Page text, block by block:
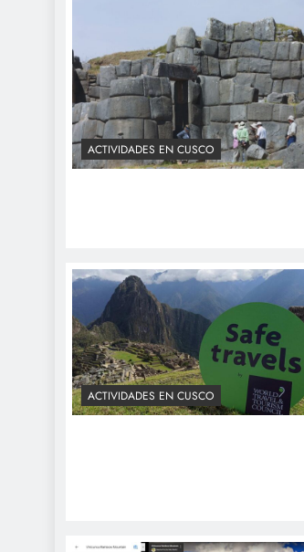
ACTIVIDADES EN CUSCO
ACTIVIDADES EN CUSCO